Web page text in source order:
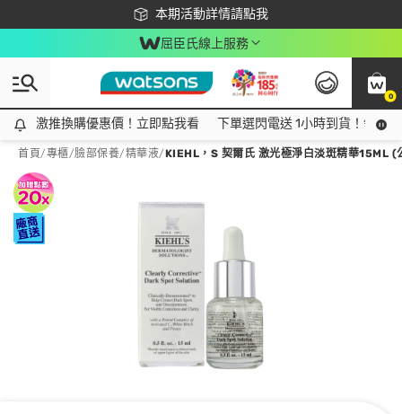
本期活動詳情請點我
下載app最高回饋$350
屈臣氏線上服務
0
激推換購優惠價！立即點我看
激推換購優惠價！立即點我看 下單選閃電送 1小時到貨！領神
首頁/專櫃/臉部保養/精華液/KIEHL，S 契爾氏 激光極淨白淡斑精華15ML (